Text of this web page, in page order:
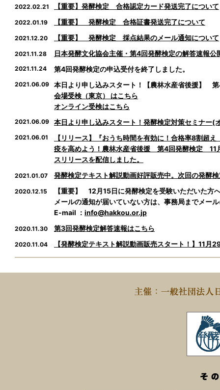
2022.02.21 【重要】発酵検定 合格認定カード発送完了について
2022.01.19 【重要】 発酵検定 合格証書発送完了について
2021.12.20 【重要】 発酵検定 採点結果のメール通知について
2021.11.28 日本発酵文化協会主催・第4回発酵検定の解答速報公
2021.11.24 第4回発酵検定の申込受付を終了しました。
2021.06.09
本日より申し込みスタート！【農林水産省後援】
会場受検（東京） はこちら
オンライン受検はこちら
2021.06.09 本日より申し込みスタート！発酵検定対策セミナー(
2021.06.01
【リリース】『おうち時間を有効に！合格率8割
疫を高めよう！農林水産省後援 第4回発酵検定 11
スリリースを配信しました。
2021.01.07 発酵検定テキスト解説動画好評販売中。次回の発酵
2020.12.15
【重要】 12月15日に発酵検定を受験いただいた方
メールの通知が届いていない方は、事務局までメー
E-mail ： info@hakkou.or.jp
2020.11.30 第3回発酵検定解答速報はこちら
2020.11.04 【発酵検定テキスト解説動画販売スタート！】11